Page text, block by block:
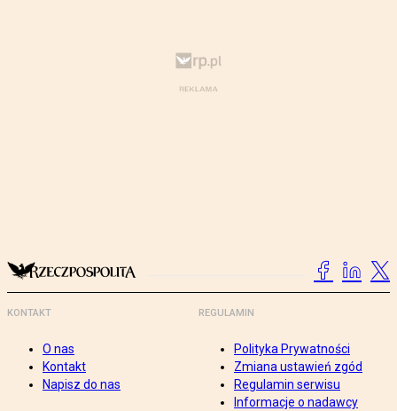
KONTAKT
O nas
Kontakt
Napisz do nas
REGULAMIN
Polityka Prywatności
Zmiana ustawień zgód
Regulamin serwisu
Informacje o nadawcy